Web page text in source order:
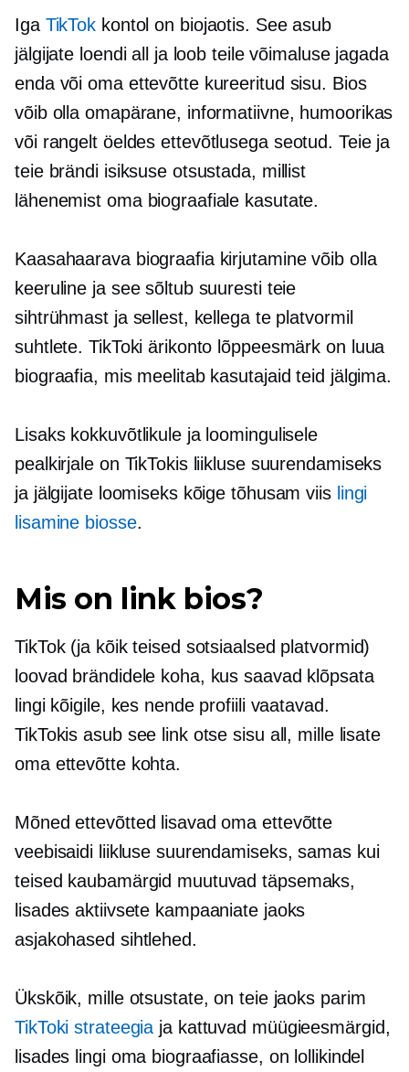
Iga TikTok kontol on biojaotis. See asub
jälgijate loendi all ja loob teile võimaluse jagada
enda või oma ettevõtte kureeritud sisu. Bios
võib olla omapärane, informatiivne, humoorikas
või rangelt öeldesettevõtlusega seotud. Teie ja
teie brändi isiksuse otsustada, millist
lähenemist oma biograafiale kasutate.
Kaasahaarava biograafia kirjutamine võib olla
keeruline ja see sõltub suuresti teie
sihtrühmast ja sellest, kellega te platvormil
suhtlete. TikToki ärikonto lõppeesmärk on luua
biograafia, mis meelitab kasutajaid teid jälgima.
Lisaks kokkuvõtlikule ja loomingulisele
pealkirjale on TikTokis liikluse suurendamiseks
ja jälgijate loomiseks kõige tõhusam viis lingi
lisamine biosse.
Mis on link bios?
TikTok (ja kõik teised sotsiaalsed platvormid)
loovad brändidele koha, kus saavad klõpsata
lingi kõigile, kes nende profiili vaatavad.
TikTokis asub see link otse sisu all, mille lisate
oma ettevõtte kohta.
Mõned ettevõtted lisavad oma ettevõtte
veebisaidi liikluse suurendamiseks, samas kui
teised kaubamärgid muutuvad täpsemaks,
lisades aktiivsete kampaaniate jaoks
asjakohased sihtlehed.
Ükskõik, mille otsustate, on teie jaoks parim
TikToki strateegia ja kattuvad müügieesmärgid,
lisades lingi oma biograafiasse, on lollikindel